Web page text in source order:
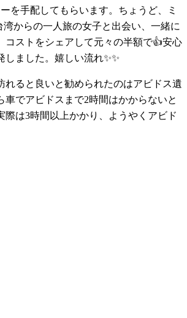
を手配してもらいます。ちょうど、ミ
湾からの一人旅の女子と出会い、一緒に
コストをシェアして元々の半額で👍安心
しました。嬉しい流れ✨✨
れると良いと勧められたのはアビドス遺
車でアビドスまで2時間はかからないと
際は3時間以上かかり、ようやくアビド